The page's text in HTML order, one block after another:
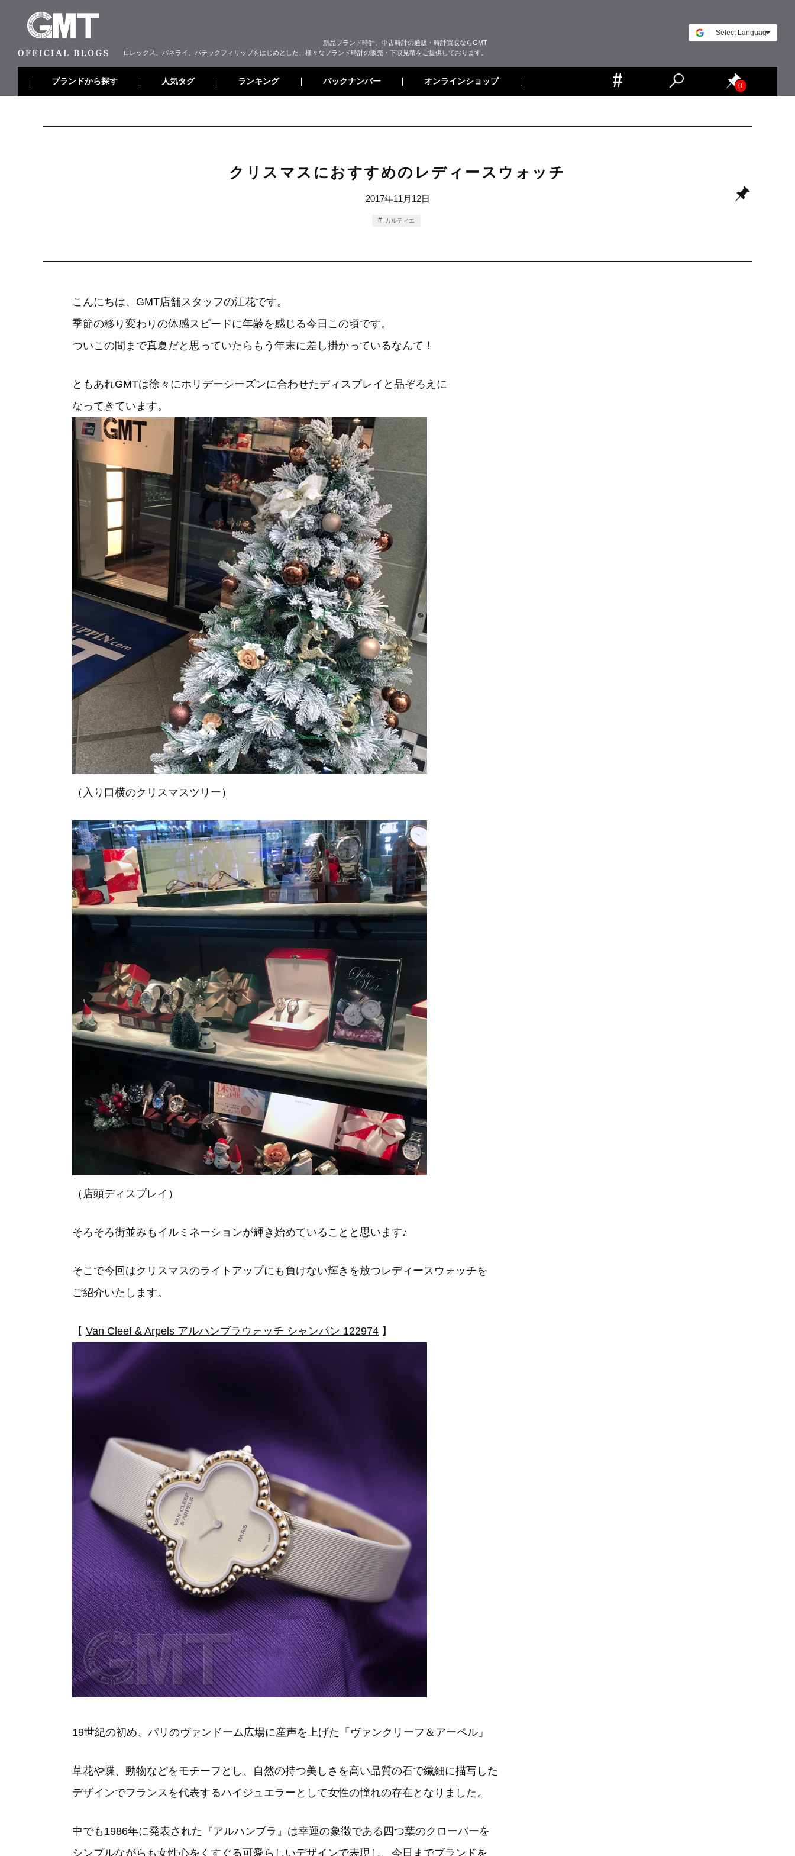
新品ブランド時計、中古時計の通販・時計買取ならGMT
ロレックス、パネライ、パテックフィリップをはじめとした、様々なブランド時計の販売・下取見積をご提供しております。
ブランドから探す 人気タグ ランキング バックナンバー オンラインショップ 0
クリスマスにおすすめのレディースウォッチ
2017年11月12日
カルティエ
こんにちは、GMT店舗スタッフの江花です。
季節の移り変わりの体感スピードに年齢を感じる今日この頃です。
ついこの間まで真夏だと思っていたらもう年末に差し掛かっているなんて！
ともあれGMTは徐々にホリデーシーズンに合わせたディスプレイと品ぞろえに
なってきています。
（入り口横のクリスマスツリー）
（店頭ディスプレイ）
そろそろ街並みもイルミネーションが輝き始めていることと思います♪
そこで今回はクリスマスのライトアップにも負けない輝きを放つレディースウォッチを
ご紹介いたします。
【 Van Cleef & Arpels アルハンブラウォッチ シャンパン 122974 】
19世紀の初め、パリのヴァンドーム広場に産声を上げた「ヴァンクリーフ＆アーペル」
草花や蝶、動物などをモチーフとし、自然の持つ美しさを高い品質の石で繊細に描写した
デザインでフランスを代表するハイジュエラーとして女性の憧れの存在となりました。
中でも1986年に発表された『アルハンブラ』は幸運の象徴である四つ葉のクローバーを
シンプルながらも女性心をくすぐる可愛らしいデザインで表現し、今日までブランドを